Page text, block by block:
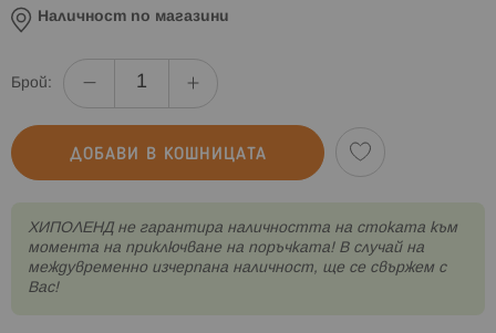
Наличност по магазини
Брой:
ДОБАВИ В КОШНИЦАТА
XИПОЛЕНД не гарантира наличността на стоката към
момента на приключване на поръчката! В случай на
междувременно изчерпана наличност, ще се свържем с
Вас!